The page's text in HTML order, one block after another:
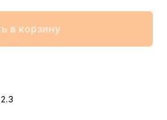
в корзину